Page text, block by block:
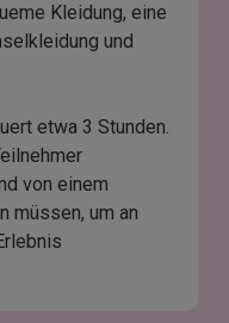
Kleidung, eine
und
etwa 3 Stunden.
von einem
müssen, um an